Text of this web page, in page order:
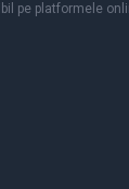
pe platformele